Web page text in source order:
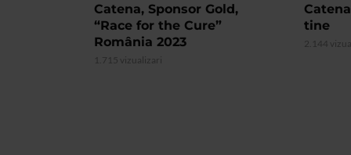
Catena, Sponsor Gold,
“Race for the Cure”
România 2023
1.715 vizualizari
tine
2.144